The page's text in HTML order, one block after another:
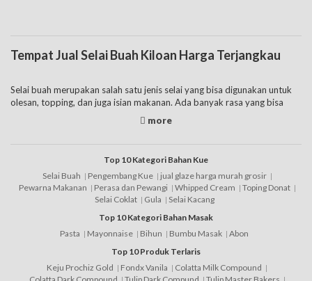
Tempat Jual Selai Buah Kiloan Harga Terjangkau
Selai buah merupakan salah satu jenis selai yang bisa digunakan untuk
olesan, topping, dan juga isian makanan. Ada banyak rasa yang bisa
dipilih sesuai selera dan kebutuhan mulai dari selai pisang, selai mangga,
selai nanas
Pada selai dan jenis lainnya mempunyai kandungan gula. Sehingga
hindari untuk mengonsumsinya dalam jumlah yang banyak. Bagi yang
dengan kandungan rendah gula. Jenis tersebut mempunyai cara
membuat selai buah dengan proses pembuatan selai yang lebih alami
dan rendah gula. Sehingga bagi yang sedang diet tetapi bisa
menggunakan selai agar roti lebih enak. Akan tetapi jenis ini tentunya
mempunyai harga selai buah yang lebih mahal dibandingkan selai buah
Top 10 Kategori Bahan Kue
Selai Buah
Pengembang Kue
jual glaze harga murah grosir
Pewarna Makanan
Perasa dan Pewangi Whipped Cream
Toping Donat
Selai Coklat
Gula
Selai Kacang
Top 10 Kategori Bahan Masak
Pasta
Mayonnaise Bihun Bumbu Masak
Abon
Top 10 Produk Terlaris
Keju Prochiz Gold
Fondx Vanila
Colatta Milk Compound